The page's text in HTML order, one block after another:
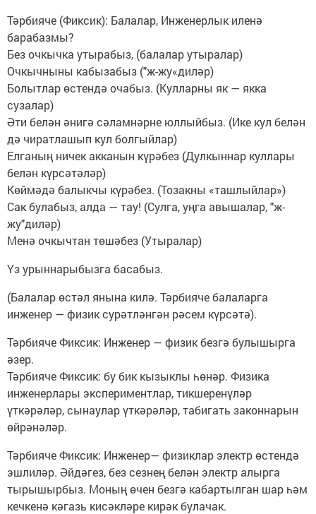
Тәрбияче (Фиксик): Балалар, Инженерлык иленә
барабазмы?
Без очкычка утырабыз, (балалар утыралар)
Очкычныны кабызабыз ("ж-жу«диләр)
Болытлар өстендә очабыз. (Кулларны як — якка
сузалар)
Әти белән әнигә сәламнәрне юллыйбыз. (Ике кул белән
дә чиратлашып кул болгыйлар)
Елганың ничек акканын күрәбез (Дулкыннар куллары
белән күрсәтәләр)
Көймәдә балыкчы күрәбез. (Тозакны «ташлыйлар»)
Сак булабыз, алда — тау! (Сулга, уңга авышалар, "ж-
жу"диләр)
Менә очкычтан төшәбез (Утыралар)
Үз урыннарыбызга басабыз.
(Балалар өстәл янына килә. Тәрбияче балаларга
инженер — физик сурәтләнгән рәсем күрсәтә).
Тәрбияче Фиксик: Инженер — физик безгә булышырга
әзер.
Тәрбияче Фиксик: бу бик кызыклы һөнәр. Физика
инженерлары экспериментлар, тикшеренүләр
үткәрәләр, сынаулар үткәрәләр, табигать законнарын
өйрәнәләр.
Тәрбияче Фиксик: Инженер— физиклар электр өстендә
эшлиләр. Әйдәгез, без сезнең белән электр алырга
тырышырбыз. Моның өчен безгә кабартылган шар һәм
кечкенә кәгазь кисәкләре кирәк булачак.